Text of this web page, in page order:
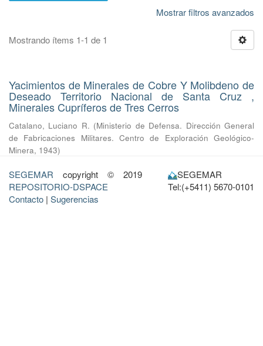
Mostrar filtros avanzados
Mostrando ítems 1-1 de 1
Yacimientos de Minerales de Cobre Y Molibdeno de
Deseado Territorio Nacional de Santa Cruz ,
Minerales Cupríferos de Tres Cerros
Catalano, Luciano R. (Ministerio de Defensa. Dirección General
de Fabricaciones Militares. Centro de Exploración Geológico-
Minera, 1943)
SEGEMAR copyright © 2019
REPOSITORIO-DSPACE
Contacto | Sugerencias
SEGEMAR
Tel:(+5411) 5670-0101